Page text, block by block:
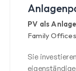
PV als
Family Offices
Sie